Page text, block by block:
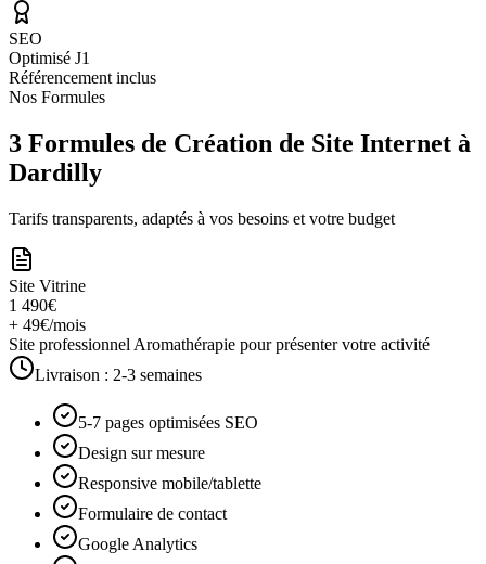
SEO
Optimisé J1
Référencement inclus
Nos Formules
3 Formules de Création de Site Internet à
Dardilly
Tarifs transparents, adaptés à vos besoins et votre budget
Site Vitrine
1 490€
+ 49€/mois
Site professionnel Aromathérapie pour présenter votre activité
Livraison : 2-3 semaines
5-7 pages optimisées SEO
Design sur mesure
Responsive mobile/tablette
Formulaire de contact
Google Analytics